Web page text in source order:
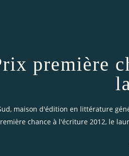
première
maison d'édition en littérature
chance à l'écriture 2012, le